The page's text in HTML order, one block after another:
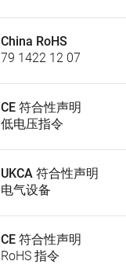
China RoHS
79 1422 12 07
CE 符合性声明
低电压指令
UKCA 符合性声明
电气设备
CE 符合性声明
RoHS 指令